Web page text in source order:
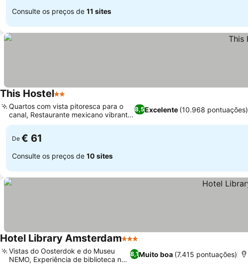
Consulte os preços de 11 sites
This Hostel2 Estrelas
8,5Excelente (10.968 pontuações)
Quartos com vista pitoresca para o
canal, Restaurante mexicano vibrante
no local
De € 61
Consulte os preços de 10 sites
Hotel Library Amsterdam3 Estrelas
8,1Muito boa (7.415 pontuações)
Vistas do Oosterdok e do Museu
NEMO, Experiência de biblioteca no